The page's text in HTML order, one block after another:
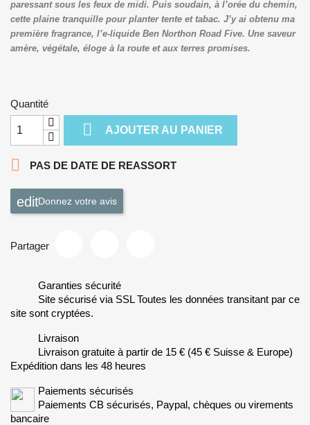
paressant sous les feux de midi. Puis soudain, à l’orée du chemin,
cette plaine tranquille pour planter tente et tabac. J’y ai obtenu ma
première fragrance, l’e-liquide Ben Northon Road Five. Une saveur
amère, végétale, éloge à la route et aux terres promises.
Quantité
 AJOUTER AU PANIER
 PAS DE DATE DE REASSORT
Donnez votre avis
Partager
Garanties sécurité
Site sécurisé via SSL Toutes les données transitant par ce
site sont cryptées.
Livraison
Livraison gratuite à partir de 15 € (45 € Suisse & Europe)
Expédition dans les 48 heures
Paiements sécurisés
Paiements CB sécurisés, Paypal, chèques ou virements
bancaire